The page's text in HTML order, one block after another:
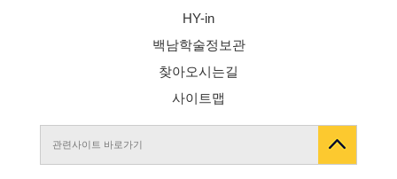
HY-in
백남학술정보관
찾아오시는길
사이트맵
관련사이트 바로가기